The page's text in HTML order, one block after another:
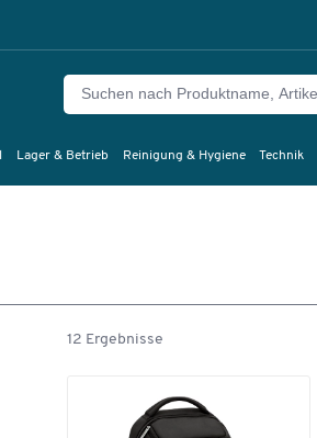
Lager & Betrieb Reinigung & Hygiene Technik
12 Ergebnisse